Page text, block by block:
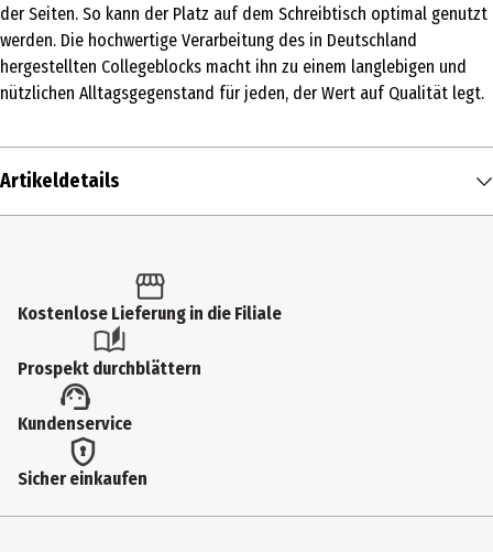
der Seiten. So kann der Platz auf dem Schreibtisch optimal genutzt
werden. Die hochwertige Verarbeitung des in Deutschland
hergestellten Collegeblocks macht ihn zu einem langlebigen und
nützlichen Alltagsgegenstand für jeden, der Wert auf Qualität legt.
Artikeldetails
Produkttyp
Schreibblöcke
Artikelnummer des Herstellers
400129114
Kostenlose Lieferung in die Filiale
Prospekt durchblättern
Kundenservice
Sicher einkaufen